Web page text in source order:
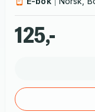
125,-